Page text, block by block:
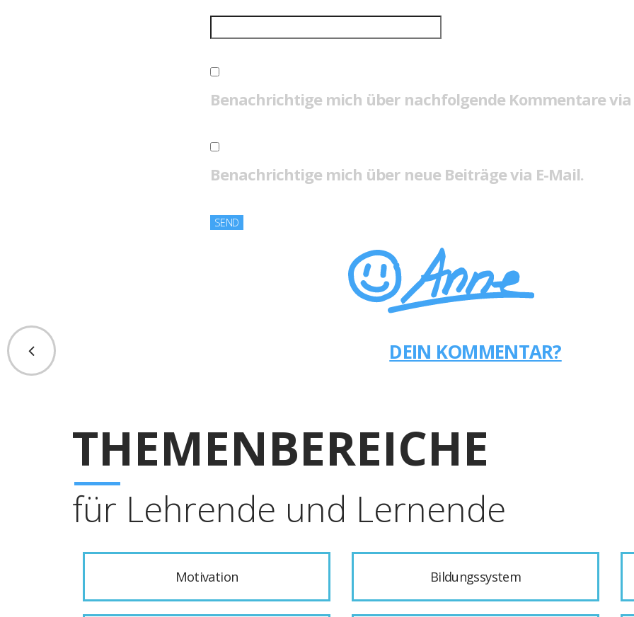
Benachrichtige mich über nachfolgende Kommentare via
Benachrichtige mich über neue Beiträge via E-Mail.
DEIN KOMMENTAR?
THEMENBEREICHE
für Lehrende und Lernende
Motivation Bildungssystem